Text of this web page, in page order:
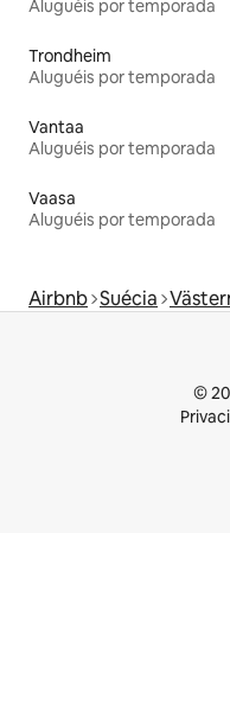
Aluguéis por temporada
Trondheim
Aluguéis por temporada
Vantaa
Aluguéis por temporada
Vaasa
Aluguéis por temporada
Airbnb Suécia
©